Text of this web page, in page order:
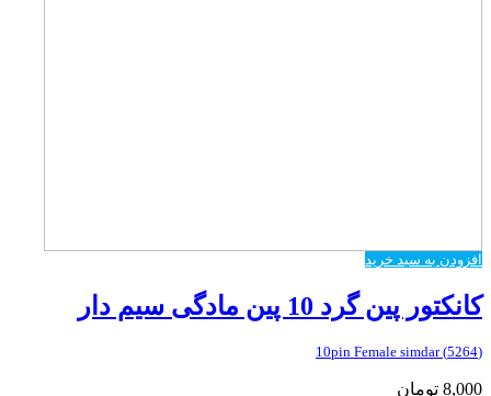
افزودن به سبد خرید
کانکتور پین گرد 10 پین مادگی سیم دار
(5264) 10pin Female simdar
8,000 تومان